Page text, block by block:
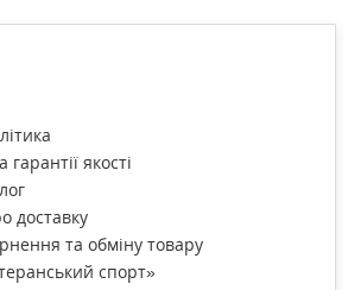
якості
доставку
та обміну товару
спорт»